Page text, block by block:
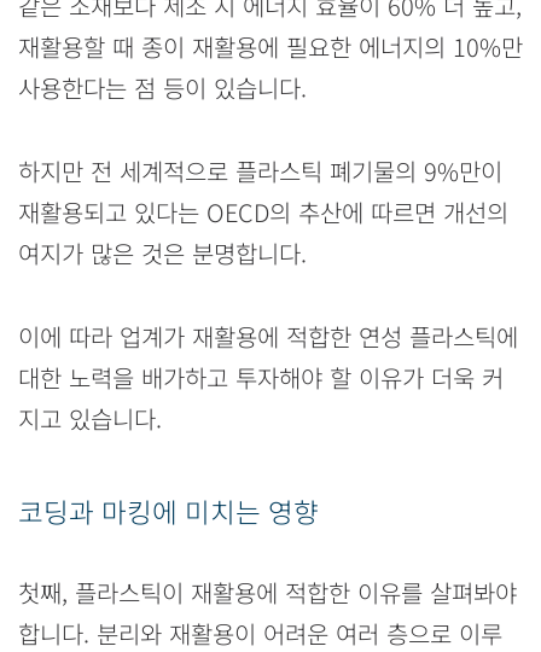
재활용할 때 종이 재활용에 필요한 에너지의 10%만
사용한다는 점 등이 있습니다.
하지만 전 세계적으로 플라스틱 폐기물의 9%만이
재활용되고 있다는 OECD의 추산에 따르면 개선의
여지가 많은 것은 분명합니다.
이에 따라 업계가 재활용에 적합한 연성 플라스틱에
대한 노력을 배가하고 투자해야 할 이유가 더욱 커
지고 있습니다.
코딩과 마킹에 미치는 영향
첫째, 플라스틱이 재활용에 적합한 이유를 살펴봐야
합니다. 분리와 재활용이 어려운 여러 층으로 이루